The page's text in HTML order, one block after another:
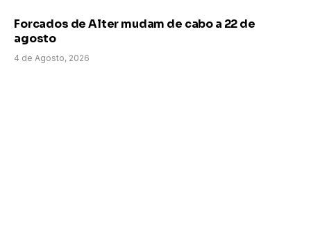
Forcados de Alter mudam de cabo a 22 de
agosto
4 de Agosto, 2026